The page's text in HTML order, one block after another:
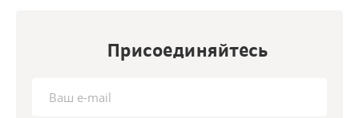
Присоединяйтесь